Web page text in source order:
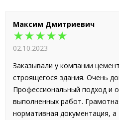
Максим Дмитриевич
★★★★★
02.10.2023
Заказывали у компании
строящегося здания. Очень
Профессиональный подход и
выполненных работ.
нормативная документация,